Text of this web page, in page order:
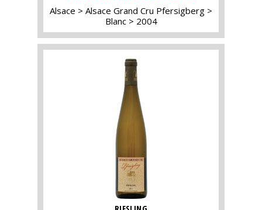
Alsace
Alsace Grand Cru Pfersigberg
Blanc
2004